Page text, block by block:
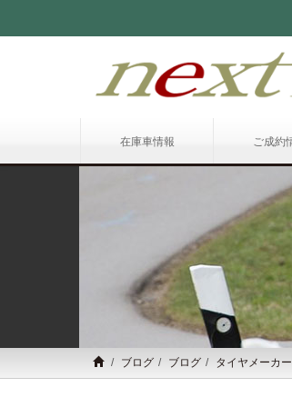
在庫車情報 ご成約
ブログ ブログ タイヤメーカー